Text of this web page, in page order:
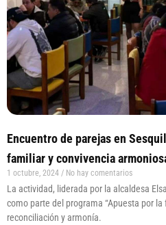
Encuentro de parejas en
familiar y convivencia
1 octubre, 2024 No hay comentarios
La actividad, liderada por la alcaldesa
como parte del programa “Apuesta por
reconciliación y armonía.